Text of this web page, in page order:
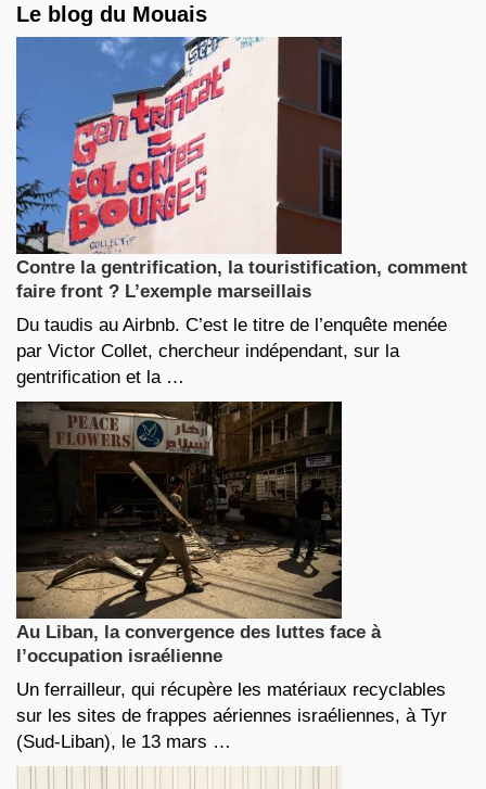
Le blog du Mouais
Contre la gentrification, la touristification, comment
faire front ? L’exemple marseillais
Du taudis au Airbnb. C’est le titre de l’enquête menée
par Victor Collet, chercheur indépendant, sur la
gentrification et la …
Au Liban, la convergence des luttes face à
l’occupation israélienne
Un ferrailleur, qui récupère les matériaux recyclables
sur les sites de frappes aériennes israéliennes, à Tyr
(Sud-Liban), le 13 mars …